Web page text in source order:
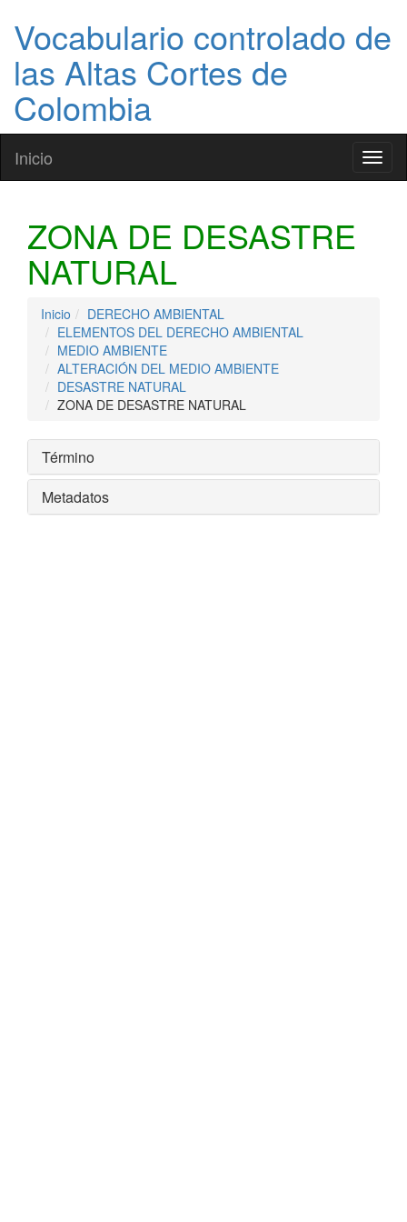
Vocabulario controlado de
las Altas Cortes de
Colombia
Inicio
ZONA DE DESASTRE
NATURAL
Inicio
DERECHO AMBIENTAL
ELEMENTOS DEL DERECHO AMBIENTAL
MEDIO AMBIENTE
ALTERACIÓN DEL MEDIO AMBIENTE
DESASTRE NATURAL
ZONA DE DESASTRE NATURAL
Término
Metadatos